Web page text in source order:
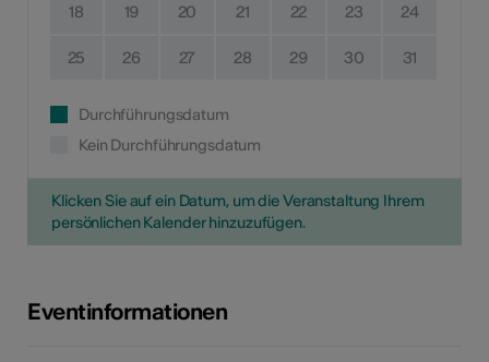
18 19 20 21 22 23 24
25 26 27 28 29 30 31
Durchführungsdatum
Kein Durchführungsdatum
Klicken Sie auf ein Datum, um die Veranstaltung Ihrem
persönlichen Kalender hinzuzufügen.
Eventinformationen